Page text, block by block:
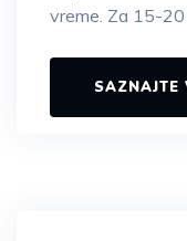
vreme. Za 15-20
SAZNAJTE